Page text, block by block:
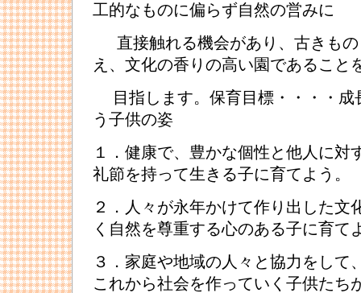
工的なものに偏らず自然の営みに
直接触れる機会があり、古きもの
え、文化の香りの高い園であること
目指します。保育目標・・・・成
う子供の姿
１．健康で、豊かな個性と他人に対
礼節を持って生きる子に育てよう。
２．人々が永年かけて作り出した文
く自然を尊重する心のある子に育て
３．家庭や地域の人々と協力をして
これから社会を作っていく子供たち